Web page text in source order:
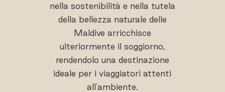
nella sostenibilità e nella tutela
della bellezza naturale delle
Maldive arricchisce
ulteriormente il soggiorno,
rendendolo una destinazione
ideale per i viaggiatori attenti
all'ambiente.